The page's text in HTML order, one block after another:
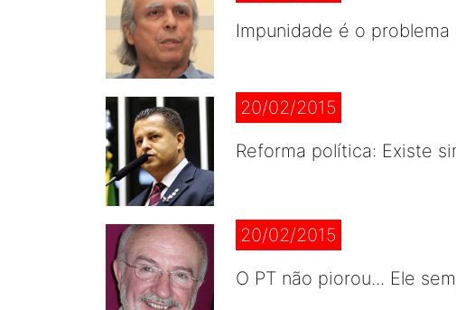
Impunidade é o
20/02/2015
Reforma política: Existe
20/02/2015
O PT não piorou... Ele